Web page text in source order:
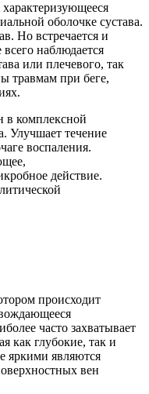
оболочке сустава.
Но встречается и
наблюдается
или плечевого, так
травмам при беге,
в комплексной
Улучшает течение
воспаления.
действие.
происходит
часто захватывает
как глубокие, так и
яркими являются
вен